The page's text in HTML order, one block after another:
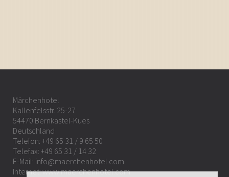
Märchenhotel
Kallenfelsstr. 25-27
54470 Bernkastel-Kues
Deutschland
Telefon: +49 65 31 / 9 65 50
Telefax: +49 65 31 / 14 32
E-Mail: info@maerchenhotel.com
Internet:www.maerchenhotel.com